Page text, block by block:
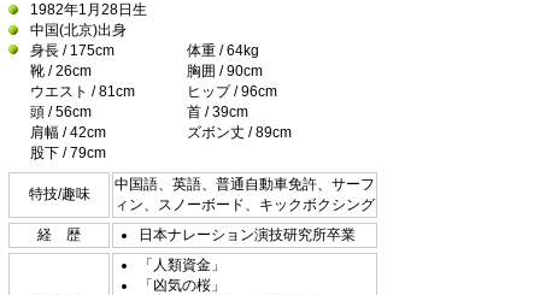
1982年1月28日生
中国(北京)出身
身長 / 175cm
体重 / 64kg
靴 / 26cm
胸囲 / 90cm
ウエスト / 81cm
ヒップ / 96cm
頭 / 56cm
首 / 39cm
肩幅 / 42cm
ズボン丈 / 89cm
股下 / 79cm
特技/趣味
中国語、英語、普通自動車免許、サーフ
ィン、スノーボード、キックボクシング
経 歴
日本ナレーション演技研究所卒業
「人類資金」
「凶気の桜」